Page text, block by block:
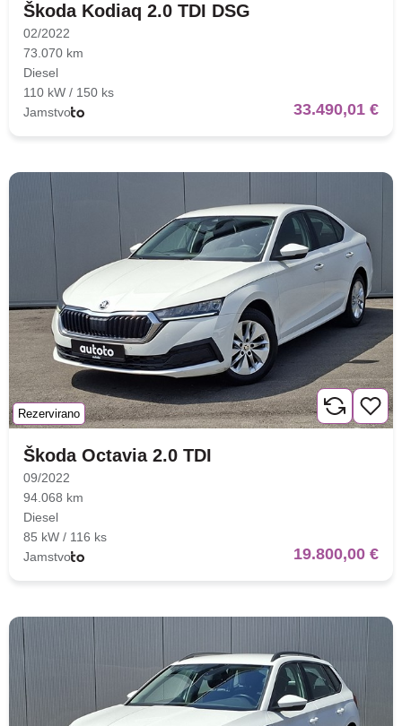
Škoda Kodiaq 2.0 TDI DSG
02/2022
73.070 km
Diesel
110 kW / 150 ks
Jamstvo
33.490,01 €
Rezervirano
Škoda Octavia 2.0 TDI
09/2022
94.068 km
Diesel
85 kW / 116 ks
Jamstvo
19.800,00 €